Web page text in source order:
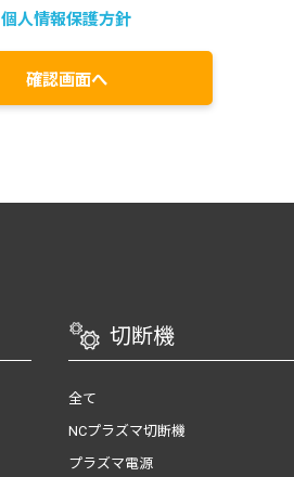
個人情報保護方針
切断機
全て
NCプラズマ切断機
プラズマ電源